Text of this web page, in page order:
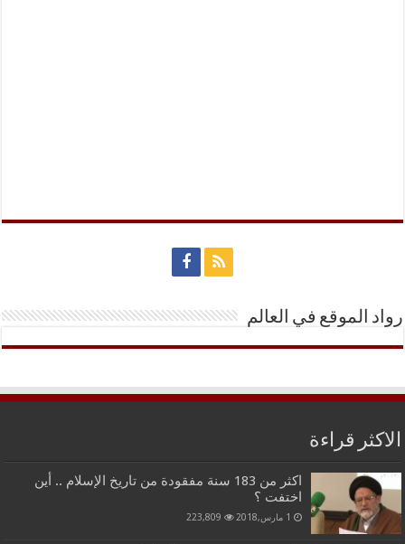
رواد الموقع في العالم
الاكثر قراءة
اكثر من 183 سنة مفقودة من تاريخ الإسلام .. أين
اختفت ؟
1 مارس,2018 223,809